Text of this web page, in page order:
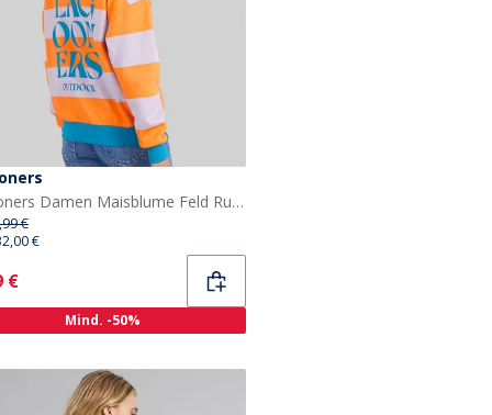
Lagooners Damen Maisblume Feld Rundhals Grafik Sweatshirt Lilac
€
€
€
Mind. -50%